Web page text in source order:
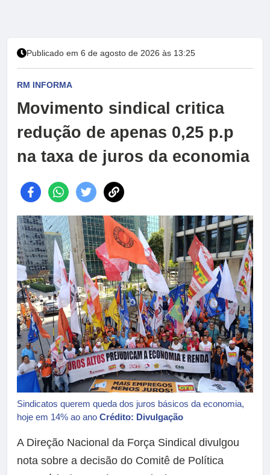
Publicado em 6 de agosto de 2026 às 13:25
RM INFORMA
Movimento sindical critica
redução de apenas 0,25 p.p
na taxa de juros da economia
Sindicatos querem queda dos juros básicos da economia,
hoje em 14% ao ano Crédito: Divulgação
A Direção Nacional da Força Sindical divulgou
nota sobre a decisão do Comitê de Política